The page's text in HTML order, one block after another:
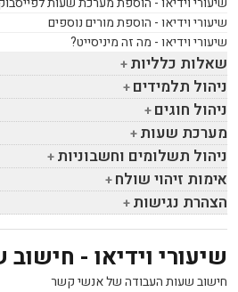
שיעורי וידיאו - הוספת מורים נוספים
שיעורי וידיאו - מה זה מיניסייט?
שאלות כלליות
ניהול תלמידים
ניהול חוגים
מערכת שעות
ניהול תשלומים וחשבוניות
אימות זיהוי שולח
הצהרת נגישות
שיעורי וידיאו -
חישוב שעות העבודה של אנשי קשר